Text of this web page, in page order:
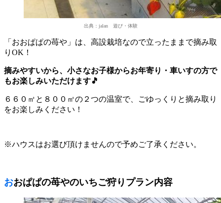
出典：jalan 遊び・体験
「おおぱぱの苺や」は、高設栽培なので立ったままで摘み取
りOK！
摘みやすいから、小さなお子様からお年寄り・車いすの方で
もお楽しみいただけます🎵
６６０㎡と８００㎡の２つの温室で、ごゆっくりと摘み取り
をお楽しみください！
※ハウスはお選び頂けませんので予めご了承ください。
おおぱぱの苺やのいちご狩りプラン内容